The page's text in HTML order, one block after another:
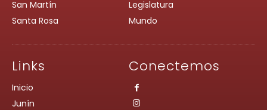
San Martín
Santa Rosa
Legislatura
Mundo
Links
Inicio
Junín
Conectemos